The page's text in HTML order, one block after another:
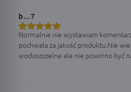
b…7
Oceniono5
na 5
Normalnie nie wystawiam
pochwała za jakość produktu.Nie
wodoszczelne ale nie powinno być